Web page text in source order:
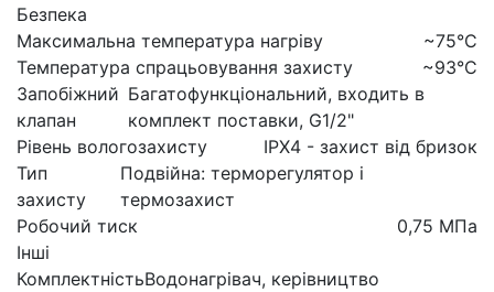
Безпека
Максимальна температура нагріву
~75°C
Температура спрацьовування захисту
~93°C
Запобіжний
клапан
Багатофункціональний, входить в
комплект поставки, G1/2"
Рівень вологозахисту
IPX4 - захист від бризок
Тип
захисту
Подвійна: терморегулятор і
термозахист
Робочий тиск
0,75 МПа
Інші
КомплектністьВодонагрівач, керівництво